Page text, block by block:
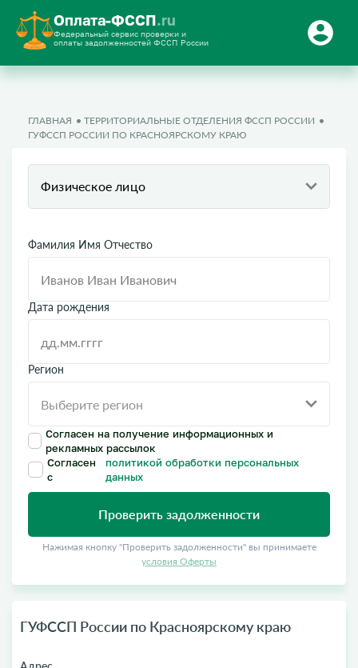
Оплата-ФССП.ru
Федеральный сервис проверки и
оплаты задолженностей ФССП России
ГЛАВНАЯ
ТЕРРИТОРИАЛЬНЫЕ ОТДЕЛЕНИЯ ФССП РОССИИ
ГУФССП РОССИИ ПО КРАСНОЯРСКОМУ КРАЮ
Физическое лицо
Фамилия Имя Отчество
Дата рождения
Регион
Согласен на получение информационных и
рекламных рассылок
Согласен
с
политикой обработки персональных
данных
Проверить задолженности
Нажимая кнопку "Проверить задолженности" вы принимаете
условия Оферты
ГУФССП России по Красноярскому краю